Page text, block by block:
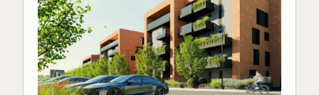
verde ed eleganza.